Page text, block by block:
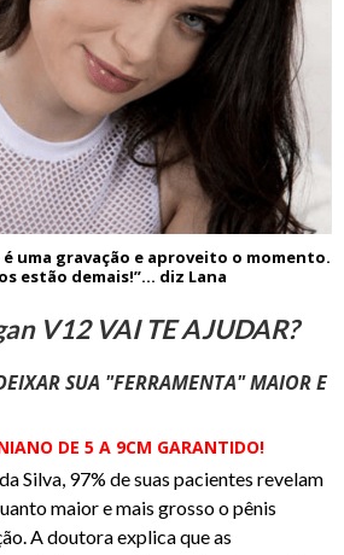
é uma gravação e aproveito o momento.
estão demais!”... diz Lana
V12 VAI TE AJUDAR?
SUA "FERRAMENTA" MAIOR E
DE 5 A 9CM GARANTIDO!
Silva, 97% de suas pacientes revelam
maior e mais grosso o pênis
A doutora explica que as